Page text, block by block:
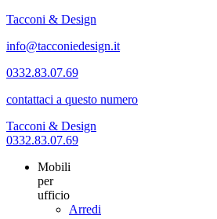
Tacconi & Design
info@tacconiedesign.it
0332.83.07.69
contattaci a questo numero
Tacconi & Design
0332.83.07.69
Mobili
per
ufficio
Arredi